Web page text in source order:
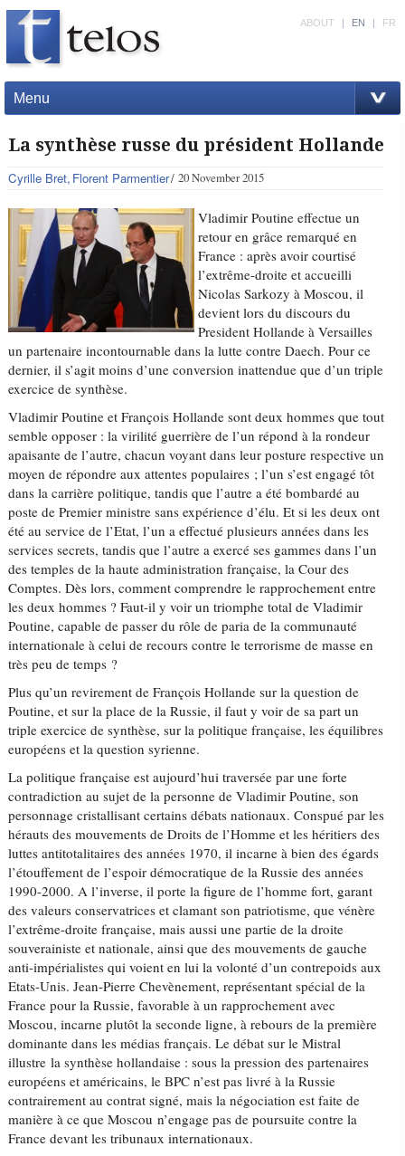
Menu
ABOUT | EN | FR
La synthèse russe du président Hollande
Cyrille Bret Florent Parmentier 20 November 2015
Vladimir Poutine effectue un
retour en grâce remarqué en
France : après avoir courtisé
l’extrême-droite et accueilli
Nicolas Sarkozy à Moscou, il
devient lors du discours du
President Hollande à Versailles
un partenaire incontournable dans la lutte contre Daech. Pour ce
dernier, il s’agit moins d’une conversion inattendue que d’un triple
exercice de synthèse.
Vladimir Poutine et François Hollande sont deux hommes que tout
semble opposer : la virilité guerrière de l’un répond à la rondeur
apaisante de l’autre, chacun voyant dans leur posture respective un
moyen de répondre aux attentes populaires ; l’un s’est engagé tôt
dans la carrière politique, tandis que l’autre a été bombardé au
poste de Premier ministre sans expérience d’élu. Et si les deux ont
été au service de l’Etat, l’un a effectué plusieurs années dans les
services secrets, tandis que l’autre a exercé ses gammes dans l’un
des temples de la haute administration française, la Cour des
Comptes. Dès lors, comment comprendre le rapprochement entre
les deux hommes ? Faut-il y voir un triomphe total de Vladimir
Poutine, capable de passer du rôle de paria de la communauté
internationale à celui de recours contre le terrorisme de masse en
très peu de temps ?
Plus qu’un revirement de François Hollande sur la question de
Poutine, et sur la place de la Russie, il faut y voir de sa part un
triple exercice de synthèse, sur la politique française, les équilibres
européens et la question syrienne.
La politique française est aujourd’hui traversée par une forte
contradiction au sujet de la personne de Vladimir Poutine, son
personnage cristallisant certains débats nationaux. Conspué par les
hérauts des mouvements de Droits de l’Homme et les héritiers des
luttes antitotalitaires des années 1970, il incarne à bien des égards
l’étouffement de l’espoir démocratique de la Russie des années
1990-2000. A l’inverse, il porte la figure de l’homme fort, garant
des valeurs conservatrices et clamant son patriotisme, que vénère
l’extrême-droite française, mais aussi une partie de la droite
souverainiste et nationale, ainsi que des mouvements de gauche
anti-impérialistes qui voient en lui la volonté d’un contrepoids aux
Etats-Unis. Jean-Pierre Chevènement, représentant spécial de la
France pour la Russie, favorable à un rapprochement avec
Moscou, incarne plutôt la seconde ligne, à rebours de la première
dominante dans les médias français. Le débat sur le Mistral
illustre la synthèse hollandaise : sous la pression des partenaires
européens et américains, le BPC n’est pas livré à la Russie
contrairement au contrat signé, mais la négociation est faite de
manière à ce que Moscou n’engage pas de poursuite contre la
France devant les tribunaux internationaux.